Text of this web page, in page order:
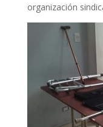
organización